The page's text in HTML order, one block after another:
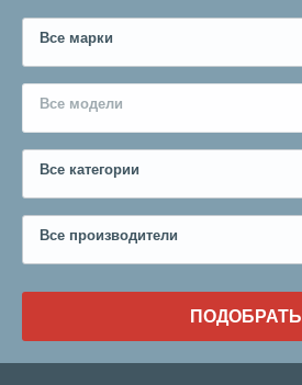
Все марки
Все модели
Все категории
Все производители
ПОДОБРАТЬ